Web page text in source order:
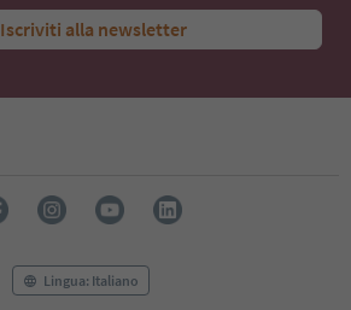
Iscriviti alla newsletter
Lingua: Italiano